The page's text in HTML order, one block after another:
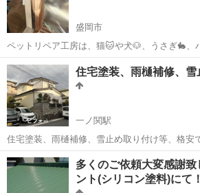
盛岡市
ペットリペア工房は、猫🐱や犬🐶、うさぎ🐇、
得ずつけてしまった傷をお直し致します‼️ ☺️✨️ご依頼案件ランキング☺️
✨️ ❶公営住宅（町営・市営・県営）退去時のペ
パート退去時のペッ...
岩手 盛岡市 リフォーム
住宅塗装、雨樋補修、雪
一ノ関駅
住宅塗装、雨樋補修、雪止め取り付け等、格安で承りま
ら直接ご依頼いただければ、中間マージンが発
品質を両立できます ・傷みやすい屋根の先端や、横葺き屋根の目地の
隙間、雪止め隙...
岩手 一関市 一ノ関駅 リフォーム
多くのご依頼大変感謝
ント(シリコン塗料)にて